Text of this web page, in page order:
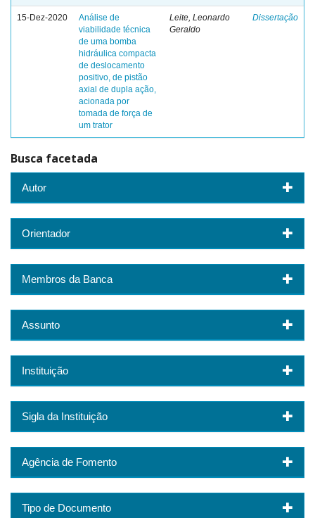
15-Dez-2020
Análise de
viabilidade técnica
de uma bomba
hidráulica compacta
de deslocamento
positivo, de pistão
axial de dupla ação,
acionada por
tomada de força de
um trator
Leite, Leonardo
Geraldo
Dissertação
Busca facetada
Autor
Orientador
Membros da Banca
Assunto
Instituição
Sigla da Instituição
Agência de Fomento
Tipo de Documento